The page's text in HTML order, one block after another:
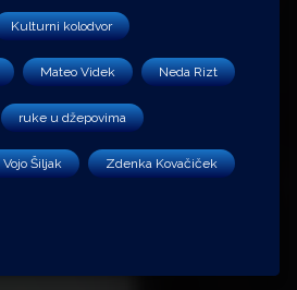
Kulturni kolodvor
Mateo Videk Neda Rizt
ruke u džepovima
Vojo Šiljak Zdenka Kovačiček